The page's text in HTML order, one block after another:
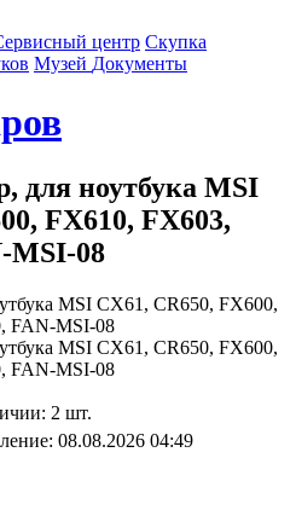
центр Cкупка
Музей Документы
для ноутбука MSI
FX610, FX603,
MSI-08
2 шт.
08.08.2026 04:49